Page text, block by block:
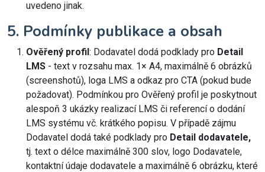
uvedeno jinak.
5. Podmínky publikace a obsah
Ověřený profil: Dodavatel dodá podklady pro Detail
LMS - text v rozsahu max. 1× A4, maximálně 6 obrázků
(screenshotů), loga LMS a odkaz pro CTA (pokud bude
požadovat). Podmínkou pro Ověřený profil je poskytnout
alespoň 3 ukázky realizací LMS či referencí o dodání
LMS systému vč. krátkého popisu. V případě zájmu
Dodavatel dodá také podklady pro Detail dodavatele,
tj. text o délce maximálně 300 slov, logo Dodavatele,
kontaktní údaje dodavatele a maximálně 6 obrázku, které